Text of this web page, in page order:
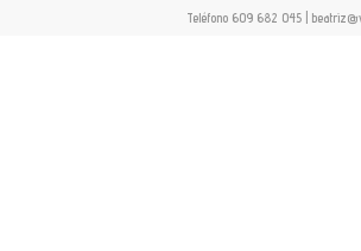
Teléfono 609 682 045 |